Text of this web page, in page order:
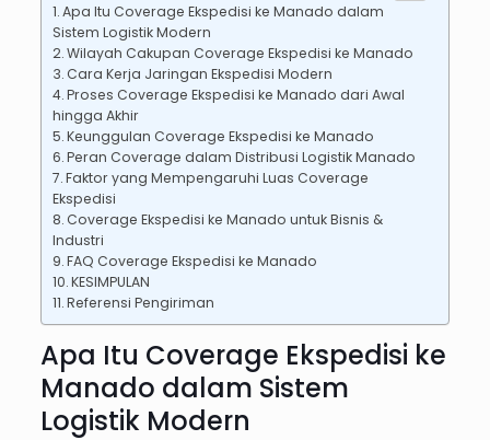
Apa Itu Coverage Ekspedisi ke Manado dalam
Sistem Logistik Modern
Wilayah Cakupan Coverage Ekspedisi ke Manado
Cara Kerja Jaringan Ekspedisi Modern
Proses Coverage Ekspedisi ke Manado dari Awal
hingga Akhir
Keunggulan Coverage Ekspedisi ke Manado
Peran Coverage dalam Distribusi Logistik Manado
Faktor yang Mempengaruhi Luas Coverage
Ekspedisi
Coverage Ekspedisi ke Manado untuk Bisnis &
Industri
FAQ Coverage Ekspedisi ke Manado
KESIMPULAN
Referensi Pengiriman
Apa Itu Coverage Ekspedisi ke
Manado dalam Sistem
Logistik Modern